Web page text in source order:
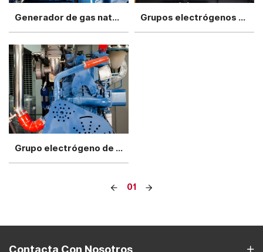
Generador de gas natural Yuchai de 500 kW en contenedor de una sola unidad Grupos electrógenos de gas natural Yuchai de 1 MW en contenedores Rainpeoof
Grupo electrógeno de gas natural Yuchai de 1,5 MW, 4 unidades en paralelo
01